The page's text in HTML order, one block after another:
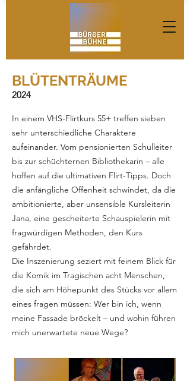
BLÜTENTRÄUME
2024
In einem VHS-Flirtkurs 55+ treffen sieben
sehr unterschiedliche Charaktere
aufeinander. Vom pensionierten Schulleiter
bis zur schüchternen Bibliothekarin – alle
hoffen auf die ultimativen Flirt-Tipps. Doch
die anfängliche Offenheit schwindet, da die
ambitionierte, aber unsensible Kursleiterin
Jana, eine gescheiterte Schauspielerin mit
fragwürdigen Methoden, den Kurs
gefährdet.
Die Inszenierung seziert mit feinem Blick für
die Komik im Tragischen acht Menschen,
die sich am Höhepunkt des Stücks vor allem
eines fragen müssen: Wer bin ich, wenn
meine Fassade bröckelt – und wohin führen
mich unerwartete neue Wege?